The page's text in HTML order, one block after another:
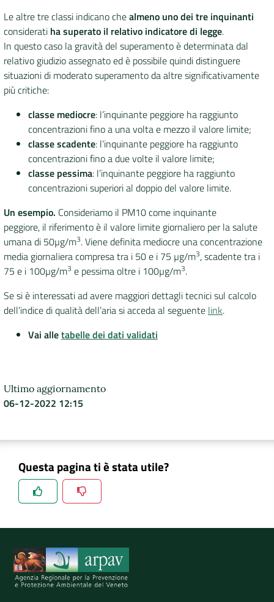
Le altre tre classi indicano chealmeno uno dei tre inquinanti
considerati ha superato il relativo indicatore di legge.
In questo caso la gravità del superamento è determinata dal
relativo giudizio assegnato ed è possibile quindi distinguere
situazioni di moderato superamento da altre significativamente
più critiche:
classe mediocre: l’inquinante peggiore ha raggiunto
concentrazioni fino a una volta e mezzo il valore limite;
classe scadente: l’inquinante peggiore ha raggiunto
concentrazioni fino a due volte il valore limite;
classe pessima: l’inquinante peggiore ha raggiunto
concentrazioni superiori al doppio del valore limite.
Un esempio. Consideriamo il PM10 come inquinante
peggiore, il riferimento è il valore limite giornaliero per la salute
umana di 50µg/m3. Viene definita mediocre una concentrazione
media giornaliera compresa tra i 50 e i 75 µg/m3, scadente tra i
75 e i 100µg/m3 e pessima oltre i 100µg/m3.
Se si è interessati ad avere maggiori dettagli tecnici sul calcolo
dell’indice di qualità dell’aria si acceda al seguente link.
Vai alletabelle dei dati validati
Ultimo aggiornamento
06-12-2022 12:15
Questa pagina ti è stata utile?
Spiegaci perchè, e aiutaci a migliorare il servizio